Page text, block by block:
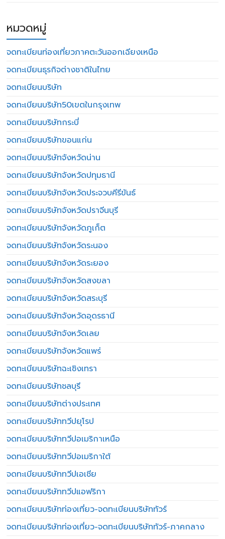
หมวดหมู่
จดทะเบียนท่องเที่ยวภาคตะวันออกเฉียงเหนือ
จดทะเบียนธุรกิจต่างชาติในไทย
จดทะเบียนบริษัท
จดทะเบียนบริษัท50เขตในกรุงเทพ
จดทะเบียนบริษัทกระบี่
จดทะเบียนบริษัทขอนแก่น
จดทะเบียนบริษัทจังหวัดน่าน
จดทะเบียนบริษัทจังหวัดปทุมธานี
จดทะเบียนบริษัทจังหวัดประจวบคีรีขันธ์
จดทะเบียนบริษัทจังหวัดปราจีนบุรี
จดทะเบียนบริษัทจังหวัดภูเก็ต
จดทะเบียนบริษัทจังหวัดระนอง
จดทะเบียนบริษัทจังหวัดระยอง
จดทะเบียนบริษัทจังหวัดสงขลา
จดทะเบียนบริษัทจังหวัดสระบุรี
จดทะเบียนบริษัทจังหวัดอุดรธานี
จดทะเบียนบริษัทจังหวัดเลย
จดทะเบียนบริษัทจังหวัดแพร่
จดทะเบียนบริษัทฉะเชิงเทรา
จดทะเบียนบริษัทชลบุรี
จดทะเบียนบริษัทต่างประเทศ
จดทะเบียนบริษัททวีปยุโรป
จดทะเบียนบริษัททวีปอเมริกาเหนือ
จดทะเบียนบริษัททวีปอเมริกาใต้
จดทะเบียนบริษัททวีปเอเชีย
จดทะเบียนบริษัททวีปแอฟริกา
จดทะเบียนบริษัทท่องเที่ยว-จดทะเบียนบริษัททัวร์
จดทะเบียนบริษัทท่องเที่ยว-จดทะเบียนบริษัททัวร์-ภาคกลาง